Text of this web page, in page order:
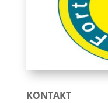
KONTAKT